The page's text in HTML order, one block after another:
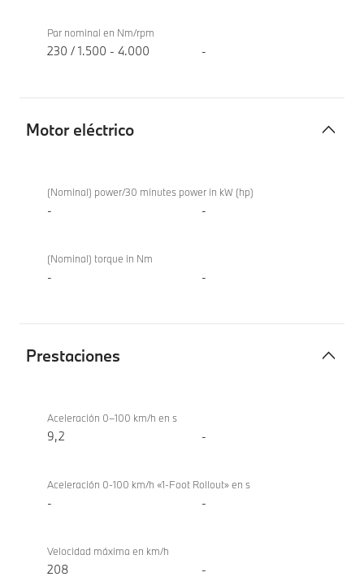
Par nominal en Nm/rpm
230 / 1.500 - 4.000 -
Motor eléctrico
eléctrico
sDrive18i
(Nominal) power/30 minutes power in kW (hp)
- -
(Nominal) torque in Nm
- -
Prestaciones
sDrive18i
Aceleración 0–100 km/h en s
9,2 -
Aceleración 0-100 km/h «1-Foot Rollout» en s
- -
Velocidad máxima en km/h
208 -